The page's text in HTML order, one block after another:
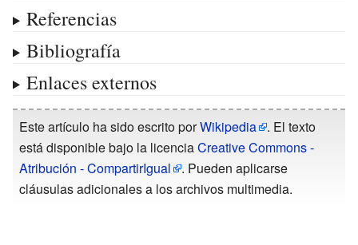
Referencias
Bibliografía
Enlaces externos
Este artículo ha sido escrito porWikipedia
. El texto
está disponible bajo la licenciaCreative Commons -
Atribución - CompartirIgual
. Pueden aplicarse
cláusulas adicionales a los archivos multimedia.